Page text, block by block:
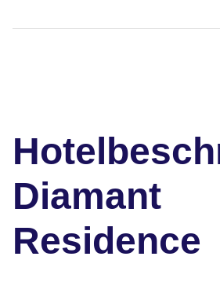
Diamant
Residence